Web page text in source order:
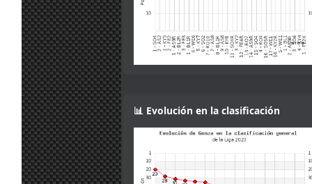
31
jul.
10:21
Ferminator:
Perdon, no se
que pasa con el
set obligatorio,
yo lo meto en la
carpeta de
setup y me echa
en 30
31
jul.
9:43
menjacocs:
1 segunto en el
T1 !!!!
Cameron!!!
30
jul.
15:04
Malavida Valdez :
Mola! Nos
vemos el Lunes
😃
📊 Evolución en la clasificación